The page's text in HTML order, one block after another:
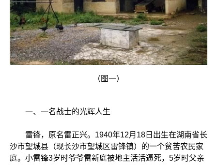
（图一）
一、一名战士的光辉人生
雷锋，原名雷正兴。1940年12月18日出生在湖南省长
沙市望城县（现长沙市望城区雷锋镇）的一个贫苦农民家
庭。小雷锋3岁时爷爷雷新庭被地主活活逼死，5岁时父亲